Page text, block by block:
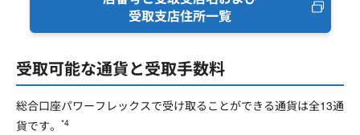
受取支店住所一覧
受取可能な通貨と受取手数料
総合口座パワーフレックスで受け取ることができる通貨は全13通
貨です。 *4